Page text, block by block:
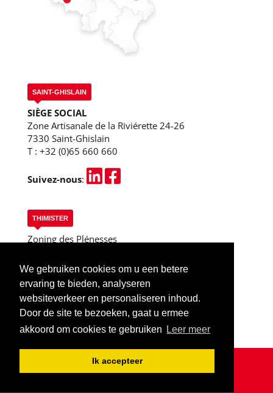
We gebruiken cookies om u een betere
ervaring te bieden, analyseren
websiteverkeer en personaliseren inhoud.
Door de site te bezoeken, gaat u ermee
akkoord om cookies te gebruiken
Leer meer
Ik accepteer
SAINT-GHISLAIN
SIÈGE SOCIAL
Zone Artisanale de la Riviérette 24-26
7330 Saint-Ghislain
T : +32 (0)65 660 660
Suivez-nous:
THIMISTER
Zoning des Plénesses
B-4890 Thimister
T :+32 (0)87 445 955
Thimister (Liège)